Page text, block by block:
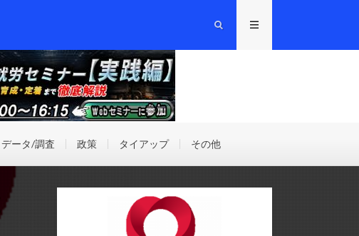
データ/調査 政策 タイアップ その他